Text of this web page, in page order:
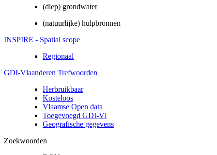
(diep) grondwater
(natuurlijke) hulpbronnen
INSPIRE - Spatial scope
Regionaal
GDI-Vlaanderen Trefwoorden
Herbruikbaar
Kosteloos
Vlaamse Open data
Toegevoegd GDI-Vl
Geografische gegevens
Zoekwoorden